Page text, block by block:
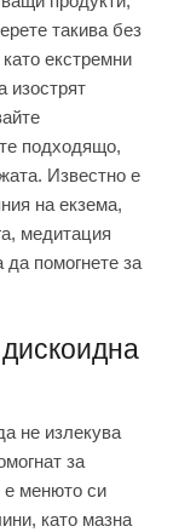
такива без
екстремни
изострят
подходящо,
Известно е
на екзема,
медитация
помогнете за
не излекува
за
е менюто си
като мазна